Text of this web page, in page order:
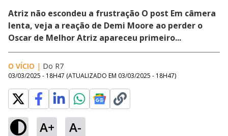
Atriz não escondeu a frustração O post Em câmera
lenta, veja a reação de Demi Moore ao perder o
Oscar de Melhor Atriz apareceu primeiro...
O VÍCIO | Do R7
03/03/2025 - 18H47 (ATUALIZADO EM 03/03/2025 - 18H47)
A+ A-